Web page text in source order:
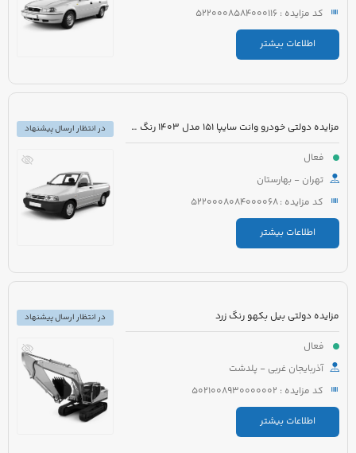
کد مزایده : 5220008584000116
اطلاعات بیشتر
مزایده دولتی خودرو وانت سایپا 151 مدل 1403 رنگ سفید روغنی
فعال
تهران - بهارستان
کد مزایده : 5220008084000068
اطلاعات بیشتر
در انتظار ارسال پیشنهاد
مزایده دولتی بیل بکهو رنگ زرد
فعال
آذربایجان غربی - پلدشت
کد مزایده : 5021008930000002
اطلاعات بیشتر
در انتظار ارسال پیشنهاد